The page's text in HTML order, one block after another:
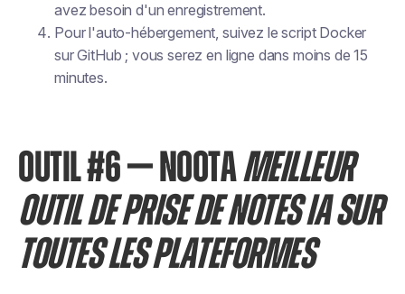
avez besoin d'un enregistrement.
Pour l'auto-hébergement, suivez le script Docker
sur GitHub ; vous serez en ligne dans moins de 15
minutes.
OUTIL #6 — NOOTAMEILLEUR
OUTIL DE PRISE DE NOTES IA SUR
TOUTES LES PLATEFORMES